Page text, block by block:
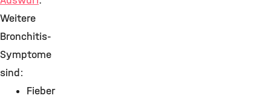
Weitere
Bronchitis-
Symptome
sind:
Fieber